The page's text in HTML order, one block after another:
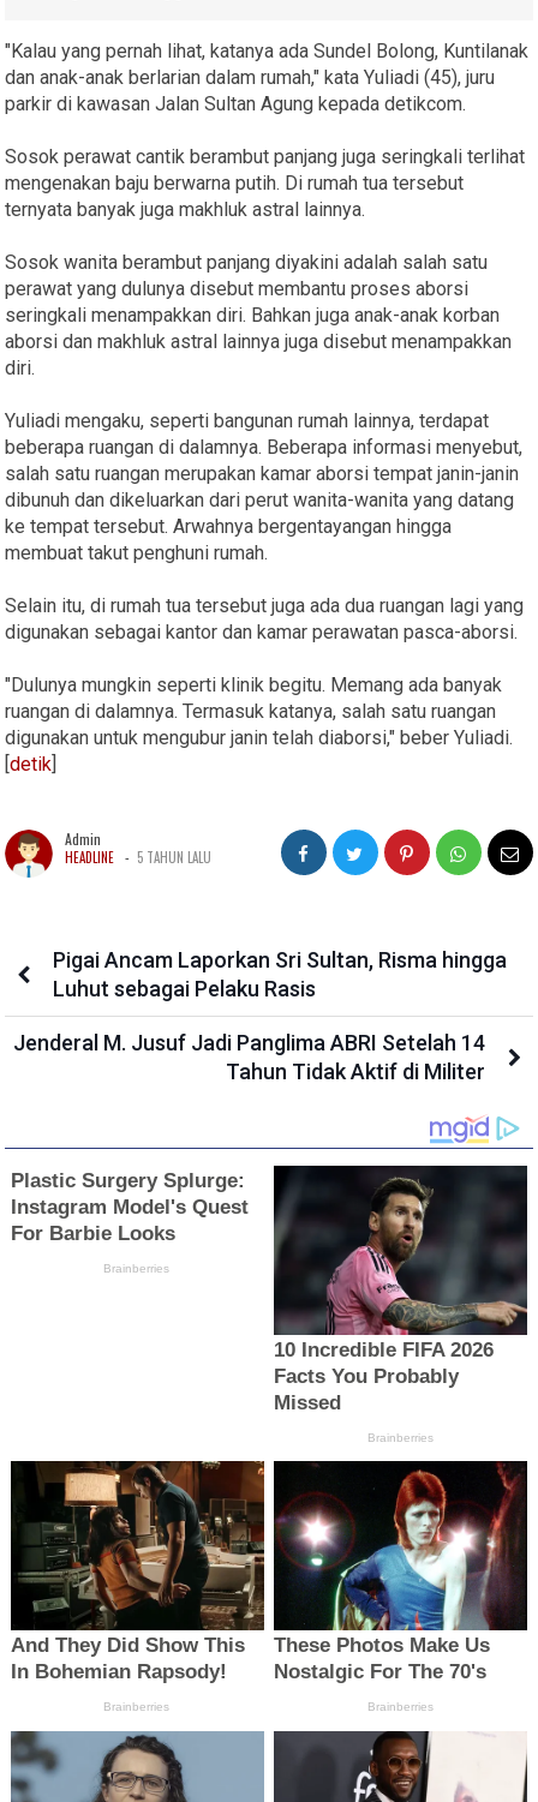
"Kalau yang pernah lihat, katanya ada Sundel Bolong, Kuntilanak
dan anak-anak berlarian dalam rumah," kata Yuliadi (45), juru
parkir di kawasan Jalan Sultan Agung kepada detikcom.
Sosok perawat cantik berambut panjang juga seringkali terlihat
mengenakan baju berwarna putih. Di rumah tua tersebut
ternyata banyak juga makhluk astral lainnya.
Sosok wanita berambut panjang diyakini adalah salah satu
perawat yang dulunya disebut membantu proses aborsi
seringkali menampakkan diri. Bahkan juga anak-anak korban
aborsi dan makhluk astral lainnya juga disebut menampakkan
diri.
Yuliadi mengaku, seperti bangunan rumah lainnya, terdapat
beberapa ruangan di dalamnya. Beberapa informasi menyebut,
salah satu ruangan merupakan kamar aborsi tempat janin-janin
dibunuh dan dikeluarkan dari perut wanita-wanita yang datang
ke tempat tersebut. Arwahnya bergentayangan hingga
membuat takut penghuni rumah.
Selain itu, di rumah tua tersebut juga ada dua ruangan lagi yang
digunakan sebagai kantor dan kamar perawatan pasca-aborsi.
"Dulunya mungkin seperti klinik begitu. Memang ada banyak
ruangan di dalamnya. Termasuk katanya, salah satu ruangan
digunakan untuk mengubur janin telah diaborsi," beber Yuliadi.
[detik]
Admin
HEADLINE - 5 TAHUN LALU
Pigai Ancam Laporkan Sri Sultan, Risma hingga
Luhut sebagai Pelaku Rasis
Jenderal M. Jusuf Jadi Panglima ABRI Setelah 14
Tahun Tidak Aktif di Militer